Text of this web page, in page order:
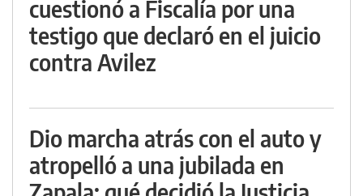
cuestionó a Fiscalía por una
testigo que declaró en el juicio
contra Avilez
Dio marcha atrás con el auto y
atropelló a una jubilada en